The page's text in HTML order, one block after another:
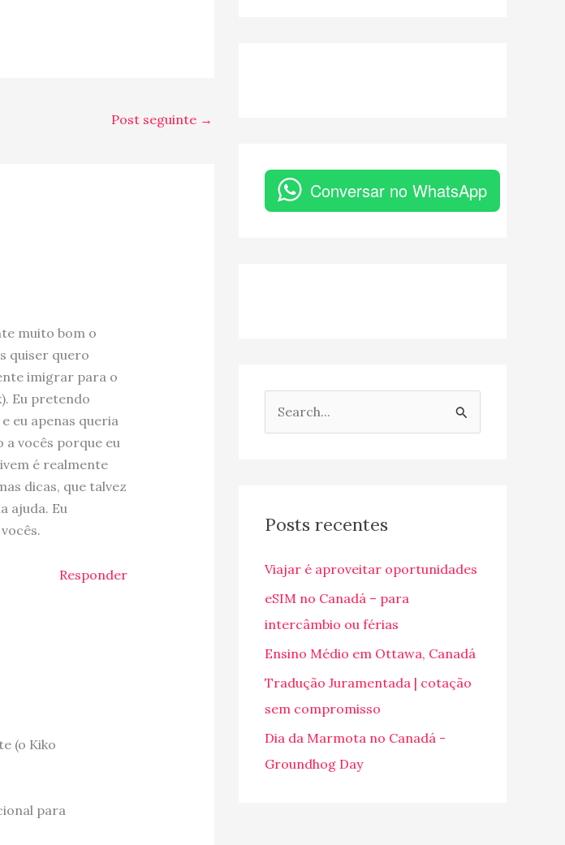
Post seguinte →
muito bom o
quiser quero
imigrar para o
Eu pretendo
eu apenas queria
a vocês porque eu
é realmente
dicas, que talvez
ajuda. Eu
Responder
(o Kiko
para
Conversar no WhatsApp
u
s
a
r
p
o
Posts recentes
Viajar é aproveitar oportunidades
eSIM no Canadá – para
intercâmbio ou férias
Ensino Médio em Ottawa, Canadá
Tradução Juramentada | cotação
sem compromisso
Dia da Marmota no Canadá -
Groundhog Day